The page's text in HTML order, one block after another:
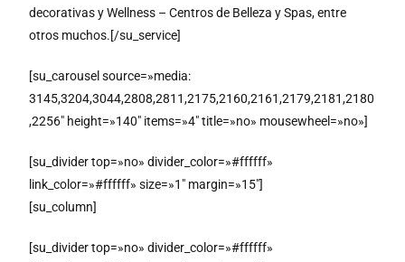
decorativas y Wellness – Centros de Belleza y Spas, entre
otros muchos.[/su_service]
[su_carousel source=»media:
3145,3204,3044,2808,2811,2175,2160,2161,2179,2181,2180
,2256″ height=»140″ items=»4″ title=»no» mousewheel=»no»]
[su_divider top=»no» divider_color=»#ffffff»
link_color=»#ffffff» size=»1″ margin=»15″]
[su_column]
[su_divider top=»no» divider_color=»#ffffff»